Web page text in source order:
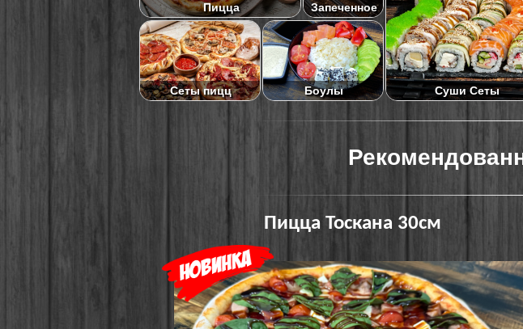
Пицца Запеченное
Сеты пицц Боулы Суши Сеты
Пицца Тоскана 30см